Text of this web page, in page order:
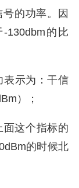
的功率。因
130dbm的比
表示为：干信
）；
面这个指标的
的时候北